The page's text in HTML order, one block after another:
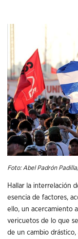
Foto: Abel Padrón
Hallar la interrelación
esencia de factores,
ello, un acercamiento
vericuetos de lo que
de un cambio